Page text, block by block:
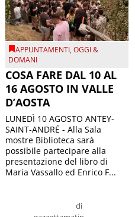
APPUNTAMENTI,OGGI &
DOMANI
COSA FARE DAL 10 AL
16 AGOSTO IN VALLE
D’AOSTA
di
LUNEDÌ 10 AGOSTO ANTEY-
SAINT-ANDRÉ - Alla Sala
mostre Biblioteca sarà
possibile partecipare alla
presentazione del libro di
Maria Vassallo ed Enrico F...